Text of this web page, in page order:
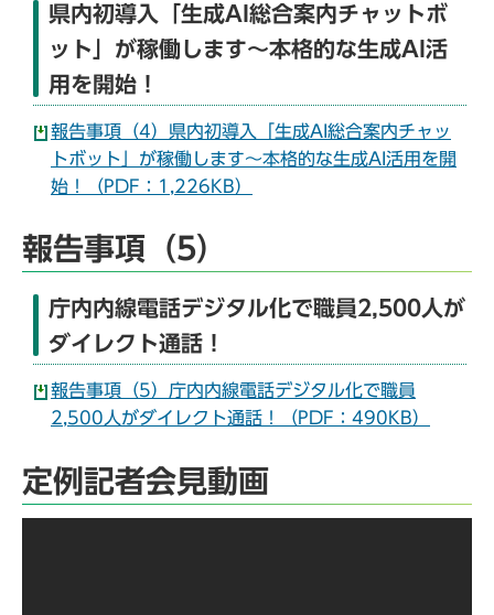
県内初導入「生成AI総合案内チャットボ
ット」が稼働します～本格的な生成AI活
用を開始！
報告事項（4）県内初導入「生成AI総合案内チャッ
トボット」が稼働します～本格的な生成AI活用を開
始！（PDF：1,226KB）
報告事項（5）
庁内内線電話デジタル化で職員2,500人が
ダイレクト通話！
報告事項（5）庁内内線電話デジタル化で職員
2,500人がダイレクト通話！（PDF：490KB）
定例記者会見動画